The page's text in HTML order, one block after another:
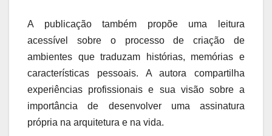
A publicação também propõe uma leitura
acessível sobre o processo de criação de
ambientes que traduzam histórias, memórias e
características pessoais. A autora compartilha
experiências profissionais e sua visão sobre a
importância de desenvolver uma assinatura
própria na arquitetura e na vida.